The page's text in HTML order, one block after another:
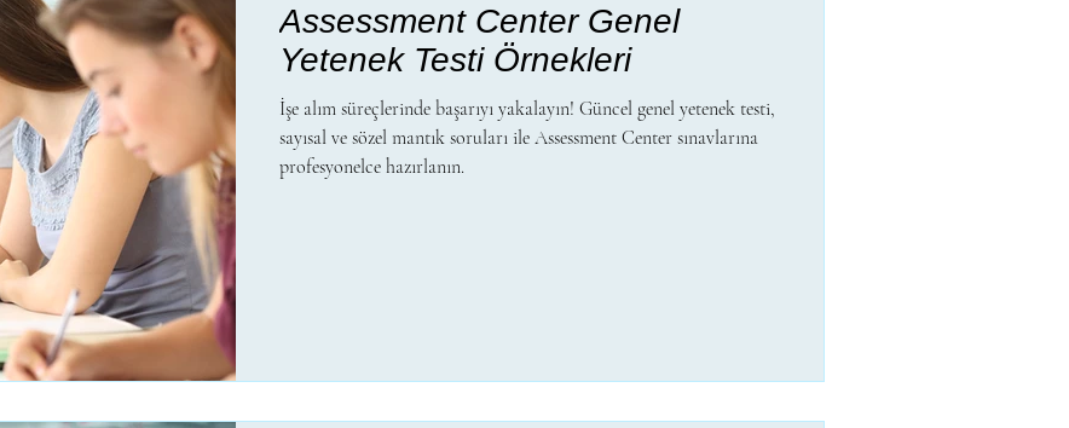
Assessment Center Genel
Yetenek Testi Örnekleri
İşe alım süreçlerinde başarıyı yakalayın! Güncel genel yetenek testi,
sayısal ve sözel mantık soruları ile Assessment Center sınavlarına
profesyonelce hazırlanın.